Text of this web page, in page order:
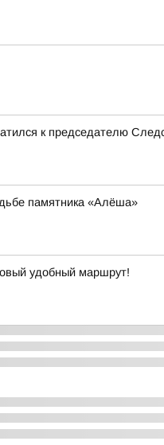
к председателю
памятника «Алёша»
удобный маршрут!